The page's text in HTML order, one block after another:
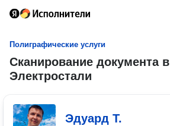
Полиграфические услуги
Сканирование документа в
Электростали
Эдуард Т.